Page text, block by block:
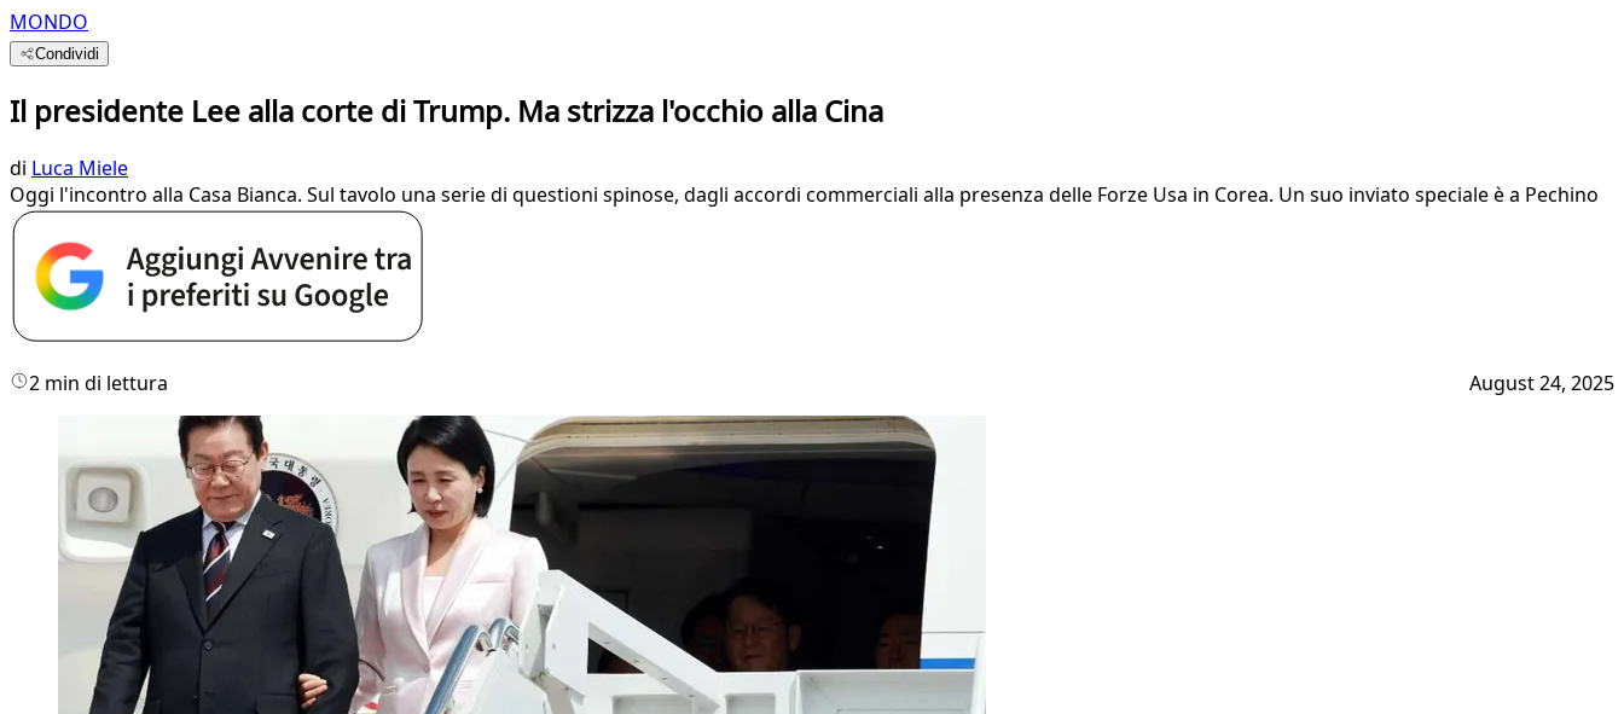
MONDO
Condividi
Il presidente Lee alla corte di Trump. Ma strizza l'occhio alla Cina
di Luca Miele
Oggi l'incontro alla Casa Bianca. Sul tavolo una serie di questioni spinose, dagli accordi commerciali alla presenza delle Forze Usa in Corea. Un suo inviato speciale è a Pechino
2 min di lettura August 24, 2025